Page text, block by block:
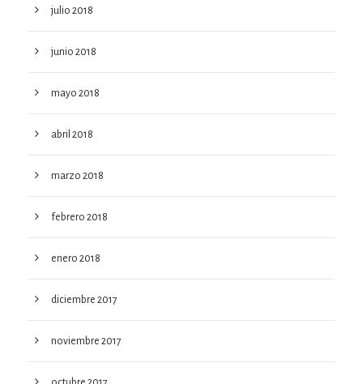
julio 2018
junio 2018
mayo 2018
abril 2018
marzo 2018
febrero 2018
enero 2018
diciembre 2017
noviembre 2017